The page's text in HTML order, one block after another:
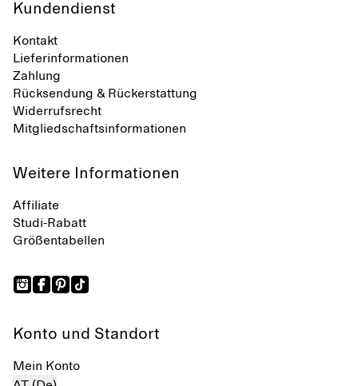
Kundendienst
Kontakt
Lieferinformationen
Zahlung
Rücksendung & Rückerstattung
Widerrufsrecht
Mitgliedschaftsinformationen
Weitere Informationen
Affiliate
Studi-Rabatt
Größentabellen
Konto und Standort
Mein Konto